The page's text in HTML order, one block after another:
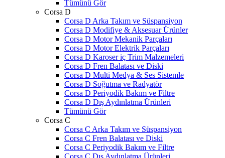
Tümünü Gör
Corsa D
Corsa D Arka Takım ve Süspansiyon
Corsa D Modifiye & Aksesuar Ürünler
Corsa D Motor Mekanik Parçaları
Corsa D Motor Elektrik Parçaları
Corsa D Karoser iç Trim Malzemeleri
Corsa D Fren Balatası ve Diski
Corsa D Multi Medya & Ses Sistemle
Corsa D Soğutma ve Radyatör
Corsa D Periyodik Bakım ve Filtre
Corsa D Dış Aydınlatma Ürünleri
Tümünü Gör
Corsa C
Corsa C Arka Takım ve Süspansiyon
Corsa C Fren Balatası ve Diski
Corsa C Periyodik Bakım ve Filtre
Corsa C Dış Aydınlatma Ürünleri